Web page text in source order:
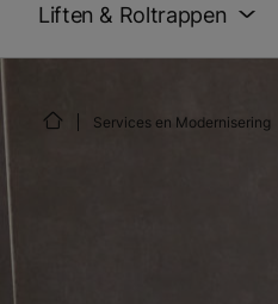
Liften & Roltrappen
Services en Modernisering